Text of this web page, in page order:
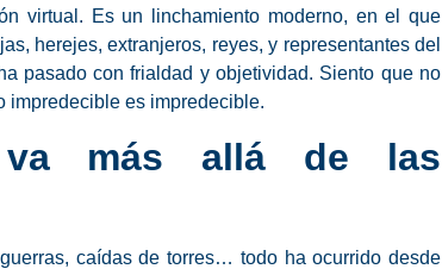
virtual. Es un linchamiento moderno, en el que
herejes, extranjeros, reyes, y representantes del
pasado con frialdad y objetividad. Siento que no
impredecible es impredecible.
va más allá de las
caídas de torres… todo ha ocurrido desde